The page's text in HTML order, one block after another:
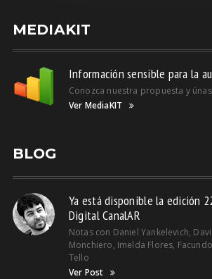
MEDIAKIT
Información sensible para la
Conozca nuestra propuesta y
Ver MediaKIT
BLOG
Ya está disponible la edición
Digital CanalAR
Notas con Daniel Yankelevich,
Monchiero, Imelda Flores,
Tello
Ver Post